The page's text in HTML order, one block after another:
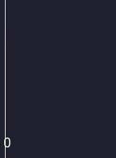
0